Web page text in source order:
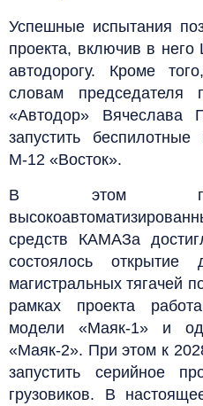
Успешные испытания
проекта, включив в
автодорогу. Кроме
словам председателя
«Автодор» Вячеслава
запустить
М-12 «Восток».
В этом году
средств КАМАЗа
состоялось открытие
магистральных тягачей
рамках проекта
модели «Маяк-1» и
«Маяк-2». При этом к
запустить серийное
грузовиков. В